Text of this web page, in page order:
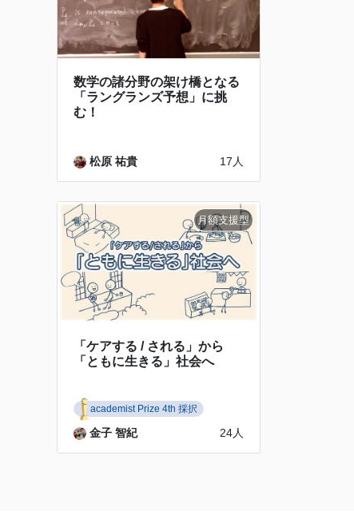
数学の諸分野の架け橋となる
「ラングランズ予想」に挑
む！
松原 祐貴 17人
「ケアする / される」から
「ともに生きる」社会へ
academist Prize 4th 採択
金子 智紀 24人